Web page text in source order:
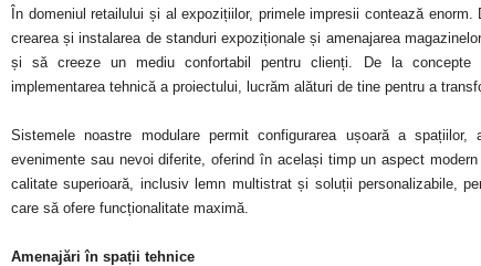
În domeniul retailului și al expozițiilor, primele impresii contează
crearea și instalarea de standuri expoziționale și amenajarea
și să creeze un mediu confortabil pentru clienți. De la concepte
implementarea tehnică a proiectului, lucrăm alături de tine pentru a
Sistemele noastre modulare permit configurarea ușoară a
evenimente sau nevoi diferite, oferind în același timp un aspect
calitate superioară, inclusiv lemn multistrat și soluții personalizabile,
care să ofere funcționalitate maximă.
Amenajări în spații tehnice